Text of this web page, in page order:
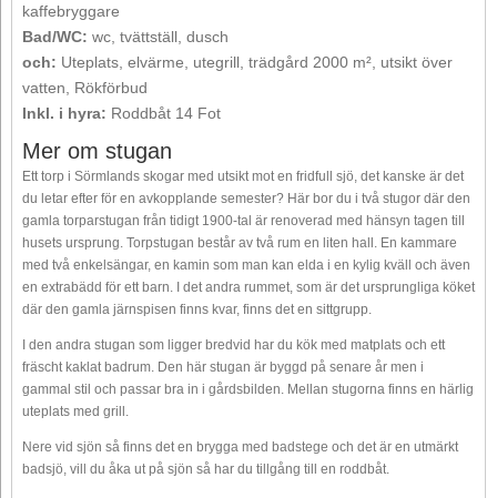
kaffebryggare
Bad/WC: wc, tvättställ, dusch
och: Uteplats, elvärme, utegrill, trädgård 2000 m², utsikt över
vatten, Rökförbud
Inkl. i hyra: Roddbåt 14 Fot
Mer om stugan
Ett torp i Sörmlands skogar med utsikt mot en fridfull sjö, det kanske är det
du letar efter för en avkopplande semester? Här bor du i två stugor där den
gamla torparstugan från tidigt 1900-tal är renoverad med hänsyn tagen till
husets ursprung. Torpstugan består av två rum en liten hall. En kammare
med två enkelsängar, en kamin som man kan elda i en kylig kväll och även
en extrabädd för ett barn. I det andra rummet, som är det ursprungliga köket
där den gamla järnspisen finns kvar, finns det en sittgrupp.
I den andra stugan som ligger bredvid har du kök med matplats och ett
fräscht kaklat badrum. Den här stugan är byggd på senare år men i
gammal stil och passar bra in i gårdsbilden. Mellan stugorna finns en härlig
uteplats med grill.
Nere vid sjön så finns det en brygga med badstege och det är en utmärkt
badsjö, vill du åka ut på sjön så har du tillgång till en roddbåt.